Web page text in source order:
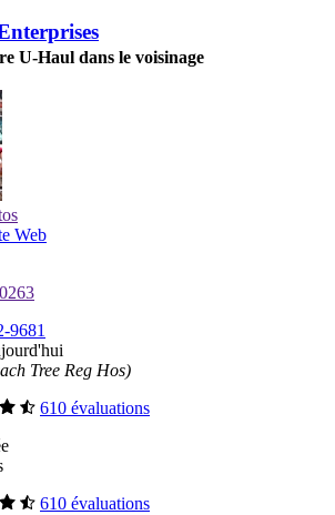
U-Haul dans le voisinage
Web
9681
Tree Reg Hos)
610 évaluations
610 évaluations